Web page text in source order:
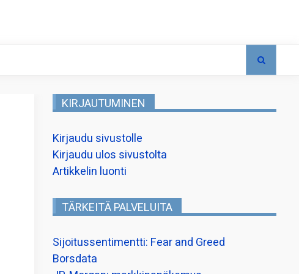
KIRJAUTUMINEN
Kirjaudu sivustolle
Kirjaudu ulos sivustolta
Artikkelin luonti
TÄRKEITÄ PALVELUITA
Sijoitussentimentti: Fear and Greed
Borsdata